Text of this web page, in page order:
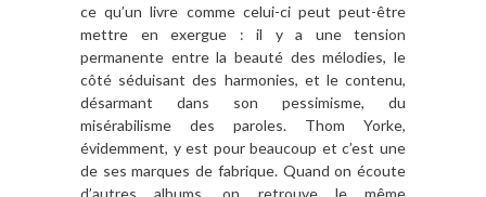
ce qu’un livre comme celui-ci peut peut-être
mettre en exergue : il y a une tension
permanente entre la beauté des mélodies, le
côté séduisant des harmonies, et le contenu,
désarmant dans son pessimisme, du
misérabilisme des paroles. Thom Yorke,
évidemment, y est pour beaucoup et c’est une
de ses marques de fabrique. Quand on écoute